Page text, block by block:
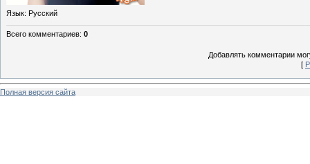
Язык: Русский
Всего комментариев: 0
Добавлять комментарии
[
Полная версия сайта